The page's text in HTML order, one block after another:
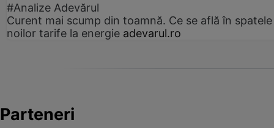
#Analize Adevărul
Curent mai scump din toamnă. Ce se află în spatele
noilor tarife la energie adevarul.ro
Parteneri